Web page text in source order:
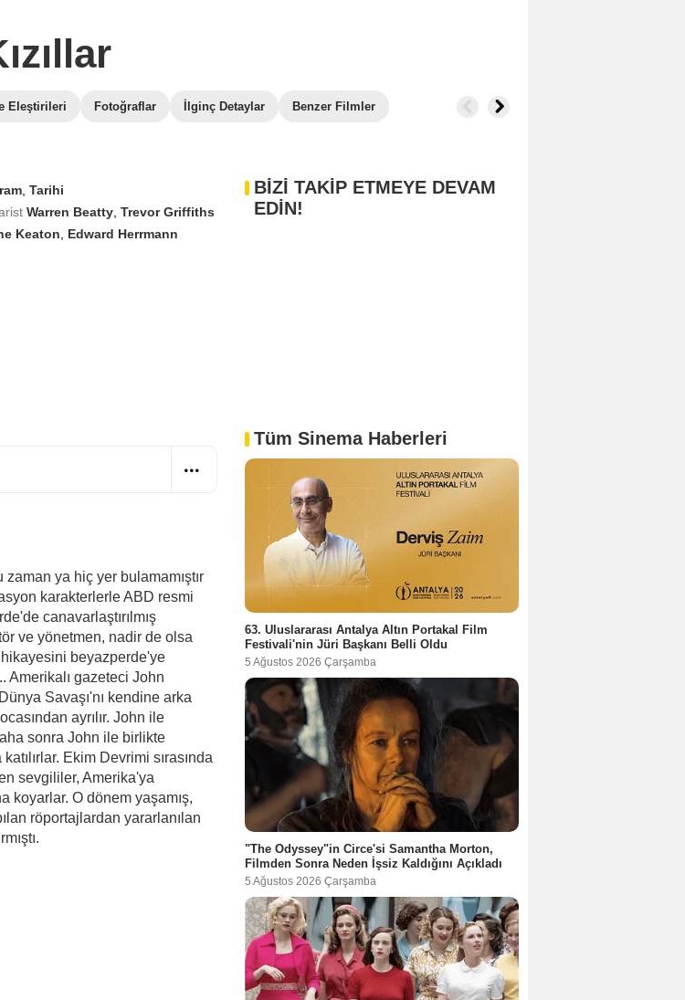
Eleştirileri Fotoğraflar İlginç Detaylar Benzer Filmler
Tarihi
Warren Beatty Trevor Griffiths
Keaton
Edward Herrmann
ya hiç yer bulamamıştır
karakterlerle ABD resmi
canavarlaştırılmış
ve yönetmen, nadir de olsa
hikayesini beyazperde'ye
Amerikalı gazeteci John
Savaşı'nı kendine arka
ayrılır. John ile
sonra John ile birlikte
Ekim Devrimi sırasında
sevgililer, Amerika'ya
koyarlar. O dönem yaşamış,
röportajlardan yararlanılan
BİZİ TAKİP ETMEYE DEVAM
EDİN!
Tüm Sinema Haberleri
63. Uluslararası Antalya Altın Portakal Film
Festivali'nin Jüri Başkanı Belli Oldu
5 Ağustos 2026 Çarşamba
"The Odyssey"in Circe'si Samantha Morton,
Filmden Sonra Neden İşsiz Kaldığını Açıkladı
5 Ağustos 2026 Çarşamba